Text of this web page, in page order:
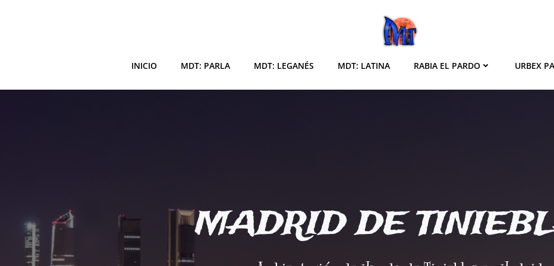
INICIO MDT: PARLA MDT: LEGANÉS MDT: LATINA RABIA EL PARDO URBEX
MADRID DE